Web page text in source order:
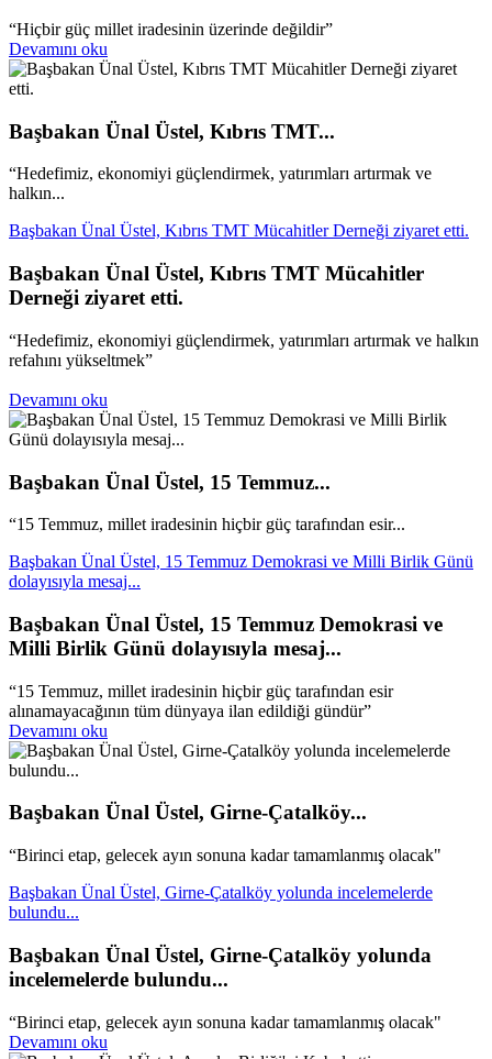
“Hiçbir güç millet iradesinin üzerinde değildir”
Devamını oku
Başbakan Ünal Üstel, Kıbrıs TMT...
“Hedefimiz, ekonomiyi güçlendirmek, yatırımları artırmak ve
halkın...
Başbakan Ünal Üstel, Kıbrıs TMT Mücahitler Derneği ziyaret etti.
Başbakan Ünal Üstel, Kıbrıs TMT Mücahitler
Derneği ziyaret etti.
“Hedefimiz, ekonomiyi güçlendirmek, yatırımları artırmak ve halkın
refahını yükseltmek”
Devamını oku
Başbakan Ünal Üstel, 15 Temmuz...
“15 Temmuz, millet iradesinin hiçbir güç tarafından esir...
Başbakan Ünal Üstel, 15 Temmuz Demokrasi ve Milli Birlik Günü
dolayısıyla mesaj...
Başbakan Ünal Üstel, 15 Temmuz Demokrasi ve
Milli Birlik Günü dolayısıyla mesaj...
“15 Temmuz, millet iradesinin hiçbir güç tarafından esir
alınamayacağının tüm dünyaya ilan edildiği gündür”
Devamını oku
Başbakan Ünal Üstel, Girne-Çatalköy...
“Birinci etap, gelecek ayın sonuna kadar tamamlanmış olacak"
Başbakan Ünal Üstel, Girne-Çatalköy yolunda incelemelerde
bulundu...
Başbakan Ünal Üstel, Girne-Çatalköy yolunda
incelemelerde bulundu...
“Birinci etap, gelecek ayın sonuna kadar tamamlanmış olacak"
Devamını oku